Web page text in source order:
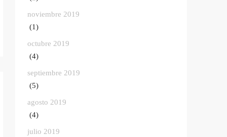
noviembre 2019
(1)
octubre 2019
(4)
septiembre 2019
(5)
agosto 2019
(4)
julio 2019